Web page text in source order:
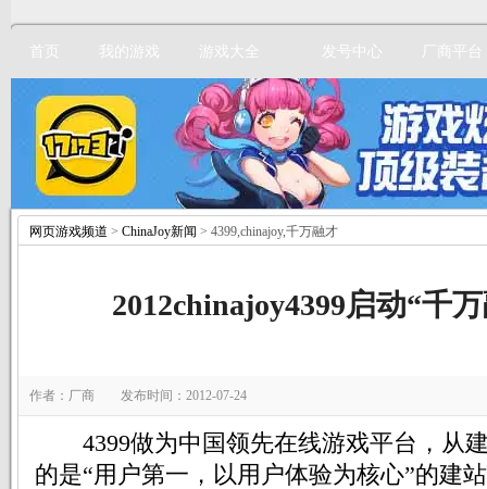
首页 我的游戏 游戏大全 发号中心 厂商平台
网页游戏频道 > ChinaJoy新闻 > 4399,chinajoy,千万融才
2012chinajoy4399启动“千
作者：厂商 发布时间：2012-07-24
4399做为中国领先在线游戏平台，从
的是“用户第一，以用户体验为核心”的建
立即注册